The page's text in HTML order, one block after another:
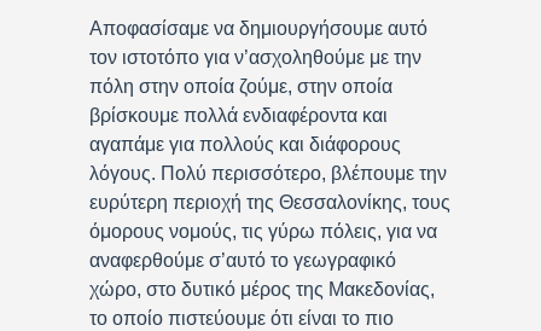
Αποφασίσαμε να δημιουργήσουμε αυτό
τον ιστοτόπο για ν’ασχοληθούμε με την
πόλη στην οποία ζούμε, στην οποία
βρίσκουμε πολλά ενδιαφέροντα και
αγαπάμε για πολλούς και διάφορους
λόγους. Πολύ περισσότερο, βλέπουμε την
ευρύτερη περιοχή της Θεσσαλονίκης, τους
όμορους νομούς, τις γύρω πόλεις, για να
αναφερθούμε σ’αυτό το γεωγραφικό
χώρο, στο δυτικό μέρος της Μακεδονίας,
το οποίο πιστεύουμε ότι είναι το πιο